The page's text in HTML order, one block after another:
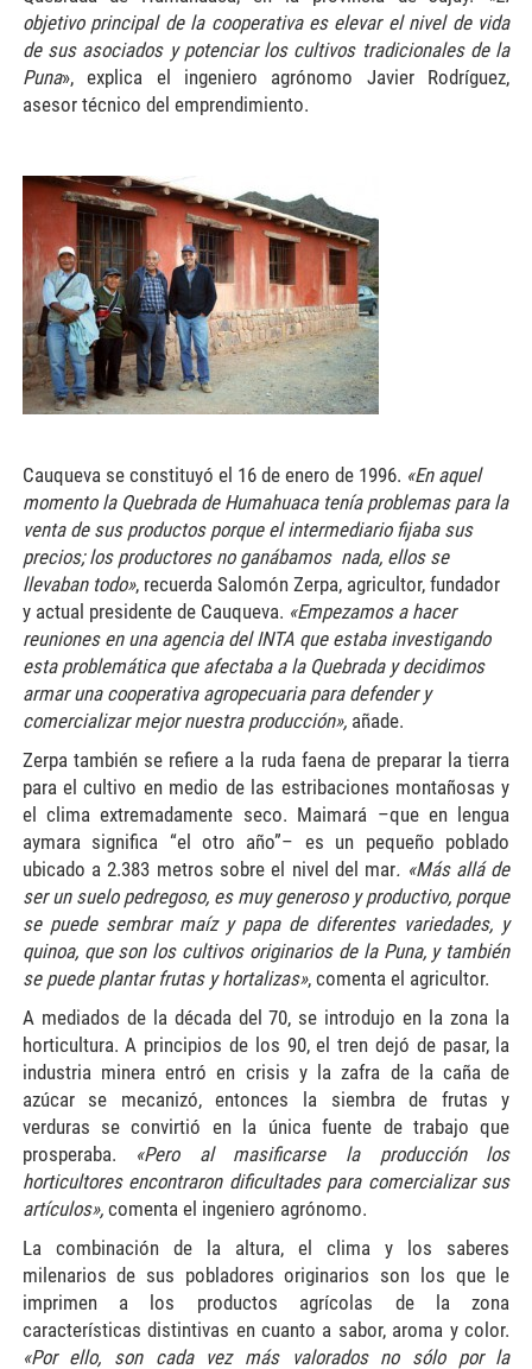
objetivo principal de la cooperativa es elevar el nivel de vida
de sus asociados y potenciar los cultivos tradicionales de la
Puna», explica el ingeniero agrónomo Javier Rodríguez,
asesor técnico del emprendimiento.
cauque-2-300x201.jpg
Cauqueva se constituyó el 16 de enero de 1996. «En aquel
momento la Quebrada de Humahuaca tenía problemas para la
venta de sus productos porque el intermediario fijaba sus
precios; los productores no ganábamos nada, ellos se
llevaban todo», recuerda Salomón Zerpa, agricultor, fundador
y actual presidente de Cauqueva. «Empezamos a hacer
reuniones en una agencia del INTA que estaba investigando
esta problemática que afectaba a la Quebrada y decidimos
armar una cooperativa agropecuaria para defender y
comercializar mejor nuestra producción»,añade.
Zerpa también se refiere a la ruda faena de preparar la tierra
para el cultivo en medio de las estribaciones montañosas y
el clima extremadamente seco. Maimará –que en lengua
aymara significa “el otro año”– es un pequeño poblado
ubicado a 2.383 metros sobre el nivel del mar. «Más allá de
ser un suelo pedregoso, es muy generoso y productivo, porque
se puede sembrar maíz y papa de diferentes variedades, y
quinoa, que son los cultivos originarios de la Puna, y también
se puede plantar frutas y hortalizas», comenta el agricultor.
A mediados de la década del 70, se introdujo en la zona la
horticultura. A principios de los 90, el tren dejó de pasar, la
industria minera entró en crisis y la zafra de la caña de
azúcar se mecanizó, entonces la siembra de frutas y
verduras se convirtió en la única fuente de trabajo que
prosperaba. «Pero al masificarse la producción los
horticultores encontraron dificultades para comercializar sus
artículos»,comenta el ingeniero agrónomo.
La combinación de la altura, el clima y los saberes
milenarios de sus pobladores originarios son los que le
imprimen a los productos agrícolas de la zona
características distintivas en cuanto a sabor, aroma y color.
«Por ello, son cada vez más valorados no sólo por la